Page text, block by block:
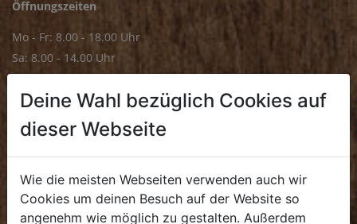
Öffnungszeiten
Mo - Fr: 8.00 - 18.00 Uhr
Sa: 8.00 - 14.00 Uhr
Mo - Fr: 8.00 - 16.00 Uhr
. +43 7272 4859 70
Deine Wahl bezüglich Cookies auf
dieser Webseite
Wie die meisten Webseiten verwenden auch wir
Cookies um deinen Besuch auf der Website so
angenehm wie möglich zu gestalten. Außerdem